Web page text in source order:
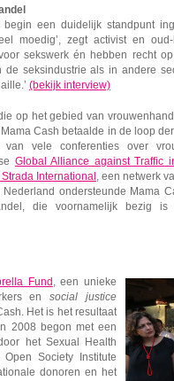
begin een duidelijk standpunt
moedig’, zegt activist en
sekswerk én hebben recht
seksindustrie als in andere
(bekijk interview)
op het gebied van
Cash betaalde in de loop
van vele conferenties over
Global Alliance against Traffic
Strada International
, een netwerk
Nederland ondersteunde Mama
die voornamelijk bezig is
Fund
, een unieke
ensocial justice
Het is het resultaat
2008 begon met een
het Sexual Health
Society Institute
donoren en het